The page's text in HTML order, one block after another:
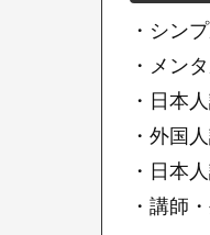
・シン
・メン
・日本
・外国
・日本
・講師